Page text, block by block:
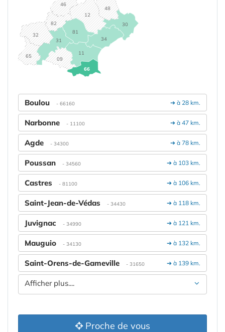
09
11
12
30
31
32
34
46
48
65
66
81
82
➔ à 28 km.
Boulou - 66160
➔ à 47 km.
Narbonne - 11100
➔ à 78 km.
Agde - 34300
➔ à 103 km.
Poussan - 34560
➔ à 106 km.
Castres - 81100
➔ à 118 km.
Saint-Jean-de-Védas - 34430
➔ à 121 km.
Juvignac - 34990
➔ à 132 km.
Mauguio - 34130
➔ à 139 km.
Saint-Orens-de-Gameville - 31650
Afficher plus....
Proche de vous